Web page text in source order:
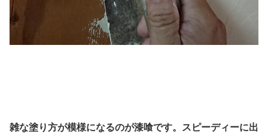
雑な塗り方が模様になるのが漆喰です。スピーディーに出